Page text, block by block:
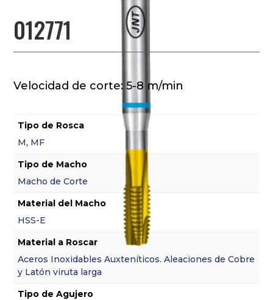
012771
Velocidad de corte: 5-8 m/min
Tipo de Rosca
M, MF
Tipo de Macho
Macho de Corte
Material del Macho
HSS-E
Material a Roscar
Aceros Inoxidables Auxteníticos. Aleaciones de Cobre
y Latón viruta larga
Tipo de Agujero